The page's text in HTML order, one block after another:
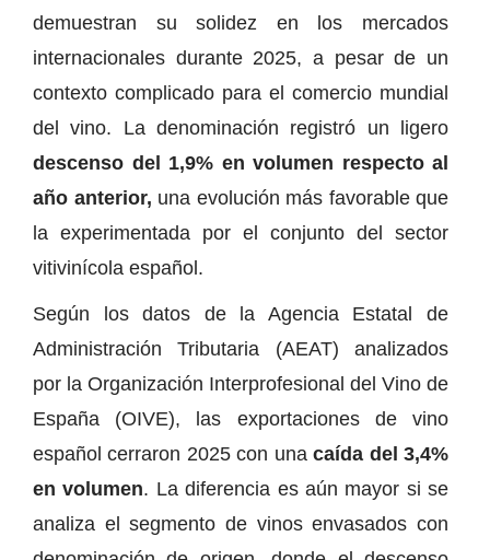
demuestran su solidez en los mercados
internacionales durante 2025, a pesar de un
contexto complicado para el comercio mundial
del vino. La denominación registró un ligero
descenso del 1,9% en volumen respecto al
año anterior, una evolución más favorable que
la experimentada por el conjunto del sector
vitivinícola español.
Según los datos de la Agencia Estatal de
Administración Tributaria (AEAT) analizados
por la Organización Interprofesional del Vino de
España (OIVE), las exportaciones de vino
español cerraron 2025 con unacaída del 3,4%
en volumen. La diferencia es aún mayor si se
analiza el segmento de vinos envasados con